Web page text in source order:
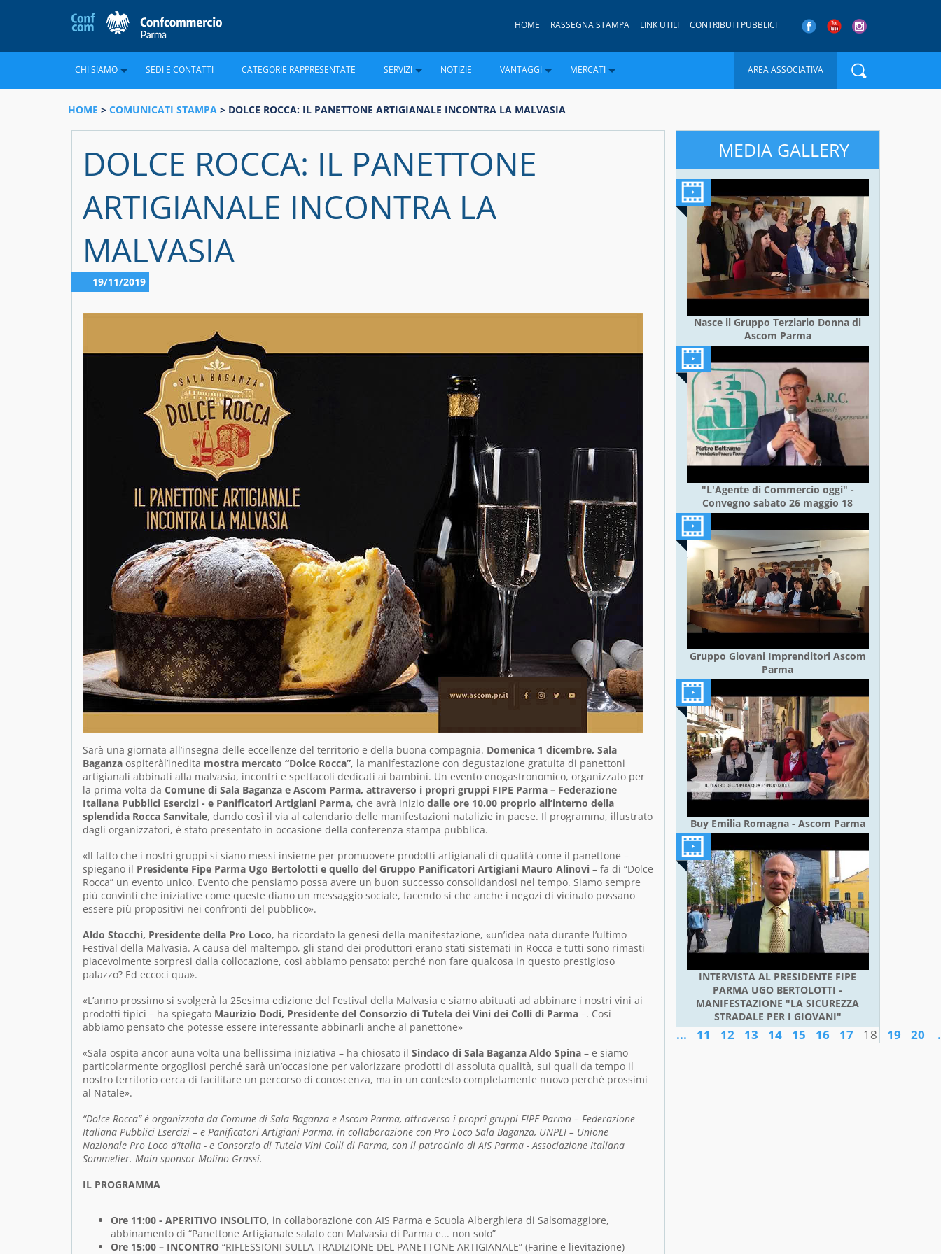
HOME RASSEGNA STAMPA LINK UTILI CONTRIBUTI PUBBLICI
CHI SIAMO SEDI E CONTATTI CATEGORIE RAPPRESENTATE SERVIZI NOTIZIE VANTAGGI MERCATI AREA ASSOCIATIVA
HOME > COMUNICATI STAMPA > DOLCE ROCCA: IL PANETTONE ARTIGIANALE INCONTRA LA MALVASIA
DOLCE ROCCA: IL PANETTONE
ARTIGIANALE INCONTRA LA
MALVASIA
19/11/2019
Sarà una giornata all’insegna delle eccellenze del territorio e della buona compagnia. Domenica 1 dicembre, Sala
Baganza ospiteràl’inedita mostra mercato “Dolce Rocca”, la manifestazione con degustazione gratuita di panettoni
artigianali abbinati alla malvasia, incontri e spettacoli dedicati ai bambini. Un evento enogastronomico, organizzato per
la prima volta da Comune di Sala Baganza e Ascom Parma, attraverso i propri gruppi FIPE Parma – Federazione
Italiana Pubblici Esercizi - e Panificatori Artigiani Parma, che avrà inizio dalle ore 10.00 proprio all’interno della
splendida Rocca Sanvitale, dando così il via al calendario delle manifestazioni natalizie in paese. Il programma, illustrato
dagli organizzatori, è stato presentato in occasione della conferenza stampa pubblica.
«Il fatto che i nostri gruppi si siano messi insieme per promuovere prodotti artigianali di qualità come il panettone –
spiegano il Presidente Fipe Parma Ugo Bertolotti e quello del Gruppo Panificatori Artigiani Mauro Alinovi – fa di “Dolce
Rocca” un evento unico. Evento che pensiamo possa avere un buon successo consolidandosi nel tempo. Siamo sempre
più convinti che iniziative come queste diano un messaggio sociale, facendo sì che anche i negozi di vicinato possano
essere più propositivi nei confronti del pubblico».
Aldo Stocchi, Presidente della Pro Loco, ha ricordato la genesi della manifestazione, «un’idea nata durante l’ultimo
Festival della Malvasia. A causa del maltempo, gli stand dei produttori erano stati sistemati in Rocca e tutti sono rimasti
piacevolmente sorpresi dalla collocazione, così abbiamo pensato: perché non fare qualcosa in questo prestigioso
palazzo? Ed eccoci qua».
«L’anno prossimo si svolgerà la 25esima edizione del Festival della Malvasia e siamo abituati ad abbinare i nostri vini ai
prodotti tipici – ha spiegato Maurizio Dodi, Presidente del Consorzio di Tutela dei Vini dei Colli di Parma –. Così
abbiamo pensato che potesse essere interessante abbinarli anche al panettone»
«Sala ospita ancor auna volta una bellissima iniziativa – ha chiosato il Sindaco di Sala Baganza Aldo Spina – e siamo
particolarmente orgogliosi perché sarà un’occasione per valorizzare prodotti di assoluta qualità, sui quali da tempo il
nostro territorio cerca di facilitare un percorso di conoscenza, ma in un contesto completamente nuovo perché prossimi
al Natale».
“Dolce Rocca” è organizzata da Comune di Sala Baganza e Ascom Parma, attraverso i propri gruppi FIPE Parma – Federazione
Italiana Pubblici Esercizi – e Panificatori Artigiani Parma, in collaborazione con Pro Loco Sala Baganza, UNPLI – Unione
Nazionale Pro Loco d’Italia - e Consorzio di Tutela Vini Colli di Parma, con il patrocinio di AIS Parma - Associazione Italiana
Sommelier. Main sponsor Molino Grassi.
IL PROGRAMMA
Ore 11:00 - APERITIVO INSOLITO, in collaborazione con AIS Parma e Scuola Alberghiera di Salsomaggiore,
abbinamento di “Panettone Artigianale salato con Malvasia di Parma e... non solo”
Ore 15:00 – INCONTRO “RIFLESSIONI SULLA TRADIZIONE DEL PANETTONE ARTIGIANALE” (Farine e lievitazione)
MEDIA GALLERY
Nasce il Gruppo Terziario Donna di
Ascom Parma
"L'Agente di Commercio oggi" -
Convegno sabato 26 maggio 18
Gruppo Giovani Imprenditori Ascom
Parma
Buy Emilia Romagna - Ascom Parma
INTERVISTA AL PRESIDENTE FIPE
PARMA UGO BERTOLOTTI -
MANIFESTAZIONE "LA SICUREZZA
STRADALE PER I GIOVANI"
... 11 12 13 14 15 16 17 18 19 20